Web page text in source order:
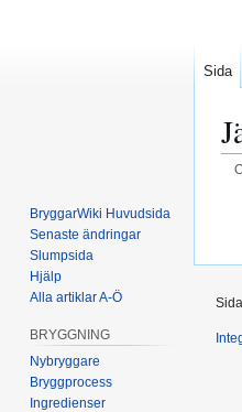
Sida
BryggarWiki Huvudsida
Senaste ändringar
Slumpsida
Hjälp
Alla artiklar A-Ö
BRYGGNING
Nybryggare
Bryggprocess
Ingredienser